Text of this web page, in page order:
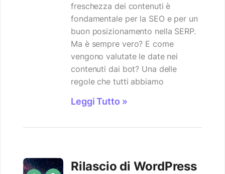
freschezza dei contenuti è
fondamentale per la SEO e per un
buon posizionamento nella SERP.
Ma è sempre vero? E come
vengono valutate le date nei
contenuti dai bot? Una delle
regole che tutti abbiamo
Leggi Tutto »
Rilascio di WordPress